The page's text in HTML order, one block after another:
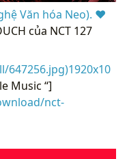
Văn hóa Neo). ♥
của NCT 127
Music “]
nct-